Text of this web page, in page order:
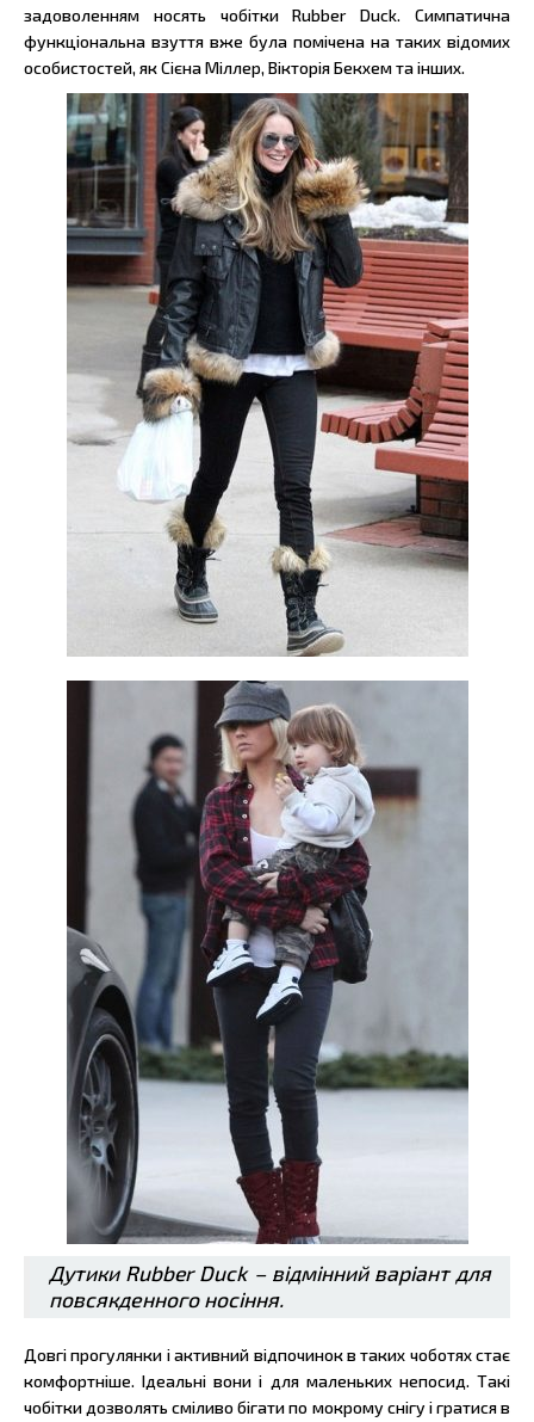
задоволенням носять чобітки Rubber Duck. Симпатична
функціональна взуття вже була помічена на таких відомих
особистостей, як Сієна Міллер, Вікторія Бекхем та інших.
Дутики Rubber Duck – відмінний варіант для
повсякденного носіння.
Довгі прогулянки і активний відпочинок в таких чоботях стає
комфортніше. Ідеальні вони і для маленьких непосид. Такі
чобітки дозволять сміливо бігати по мокрому снігу і гратися в